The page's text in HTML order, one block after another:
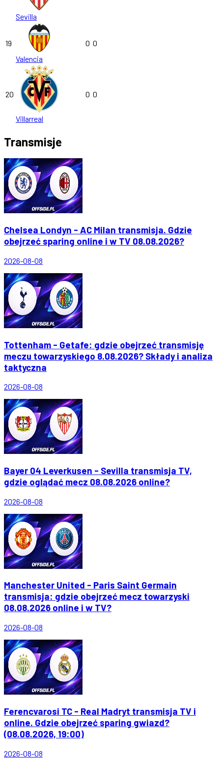
Sevilla
19
Valencia
0 0
20
Villarreal
0 0
Transmisje
Chelsea Londyn - AC Milan transmisja. Gdzie
obejrzeć sparing online i w TV 08.08.2026?
2026-08-08
Tottenham - Getafe: gdzie obejrzeć transmisję
meczu towarzyskiego 8.08.2026? Składy i analiza
taktyczna
2026-08-08
Bayer 04 Leverkusen - Sevilla transmisja TV,
gdzie oglądać mecz 08.08.2026 online?
2026-08-08
Manchester United - Paris Saint Germain
transmisja: gdzie obejrzeć mecz towarzyski
08.08.2026 online i w TV?
2026-08-08
Ferencvarosi TC - Real Madryt transmisja TV i
online. Gdzie obejrzeć sparing gwiazd?
(08.08.2026, 19:00)
2026-08-08